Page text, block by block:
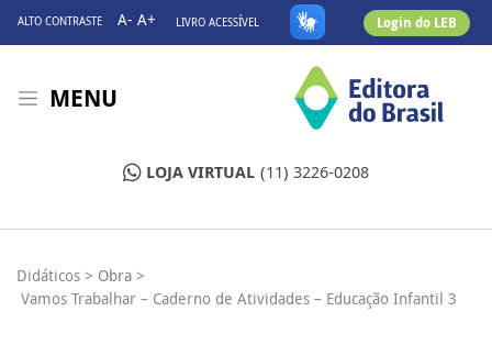
ALTO CONTRASTE A- A+ LIVRO ACESSÍVEL Login do LEB
MENU
LOJA VIRTUAL (11) 3226-0208
Didáticos > Obra >
Vamos Trabalhar – Caderno de Atividades – Educação Infantil 3